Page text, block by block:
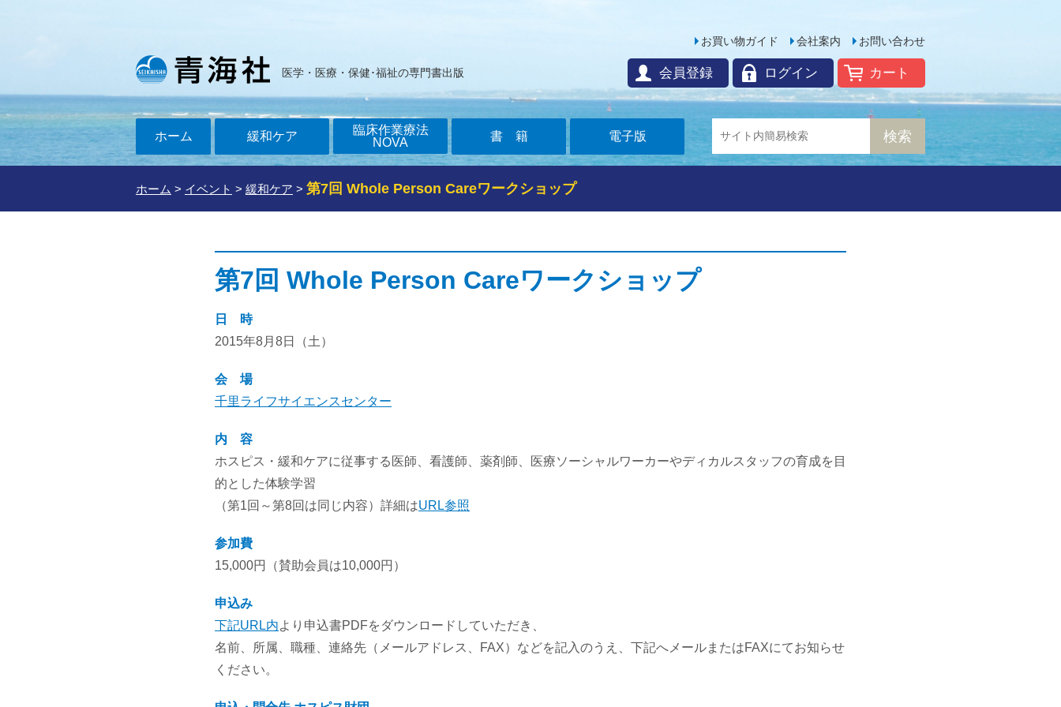
医学・医療・保健･福祉の専門書出版
お問い合わせ
会社案内
お買い物ガイド
カート
ログイン
会員登録
ホーム 緩和ケア
臨床作業療法
NOVA
書籍 電子版
ホーム > イベント > 緩和ケア > 第7回 Whole Person Careワークショップ
第7回 Whole Person Careワークショップ
日 時
2015年8月8日（土）
会 場
千里ライフサイエンスセンター
内 容
ホスピス・緩和ケアに従事する医師、看護師、薬剤師、医療ソーシャルワーカーやディカルスタッフの育成を目
的とした体験学習
（第1回～第8回は同じ内容）詳細はURL参照
参加費
15,000円（賛助会員は10,000円）
申込み
下記URL内より申込書PDFをダウンロードしていただき、
名前、所属、職種、連絡先（メールアドレス、FAX）などを記入のうえ、下記へメールまたはFAXにてお知らせ
ください。